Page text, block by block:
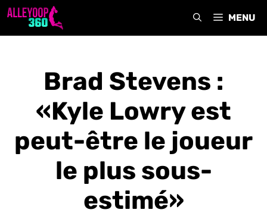
Aller
MENU
Brad Stevens :
«Kyle Lowry est
peut-être le joueur
le plus sous-
estimé»